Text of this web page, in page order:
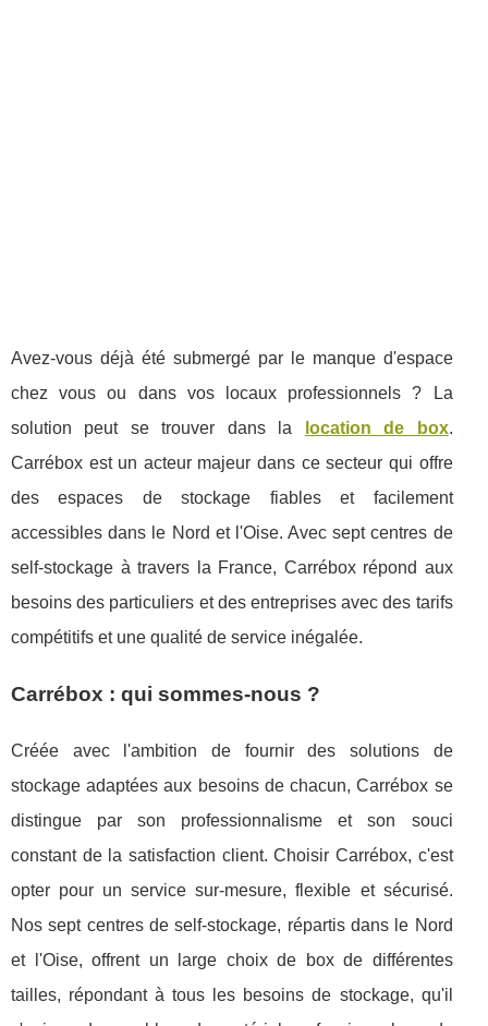
Avez-vous déjà été submergé par le manque d'espace
chez vous ou dans vos locaux professionnels ? La
solution peut se trouver dans la
location de box.
Carrébox est un acteur majeur dans ce secteur qui offre
des espaces de stockage fiables et facilement
accessibles dans le Nord et l'Oise. Avec sept centres de
self-stockage à travers la France, Carrébox répond aux
besoins des particuliers et des entreprises avec des tarifs
compétitifs et une qualité de service inégalée.
Carrébox : qui sommes-nous ?
Créée avec l'ambition de fournir des solutions de
stockage adaptées aux besoins de chacun, Carrébox se
distingue par son professionnalisme et son souci
constant de la satisfaction client. Choisir Carrébox, c'est
opter pour un service sur-mesure, flexible et sécurisé.
Nos sept centres de self-stockage, répartis dans le Nord
et l'Oise, offrent un large choix de box de différentes
tailles, répondant à tous les besoins de stockage, qu'il